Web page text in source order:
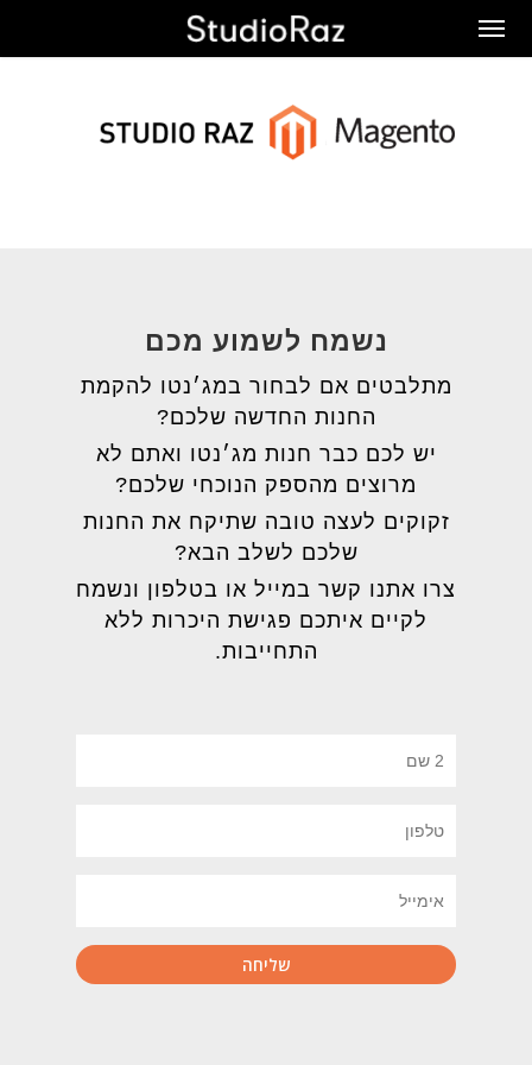
Skip
נשמח לשמוע מכם
מתלבטים אם לבחור במג׳נטו להקמת
החנות החדשה שלכם?
יש לכם כבר חנות מג׳נטו ואתם לא
מרוצים מהספק הנוכחי שלכם?
זקוקים לעצה טובה שתיקח את החנות
שלכם לשלב הבא?
צרו אתנו קשר במייל או בטלפון ונשמח
לקיים איתכם פגישת היכרות ללא
התחייבות.